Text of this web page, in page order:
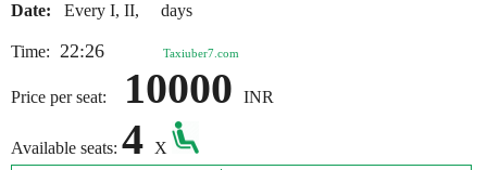
Date: Every I, II, days
Time: 22:26 Taxiuber7.com
Price per seat: 10000 INR
Available seats: 4
X